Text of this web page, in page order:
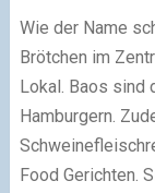
Wie der Name
Brötchen im
Lokal. Baos sind
Hamburgern.
Food Gerichten.